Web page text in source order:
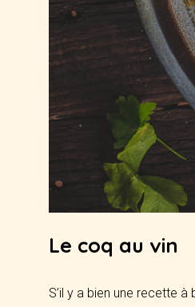
Le coq au vin
S’il y a bien une recette